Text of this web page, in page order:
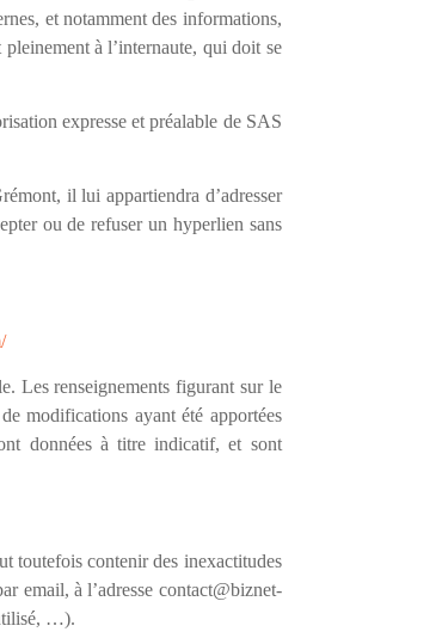
et notamment des informations,
à l’internaute, qui doit se
expresse et préalable de SAS
il lui appartiendra d’adresser
ou de refuser un hyperlien sans
Les renseignements figurant sur le
modifications ayant été apportées
données à titre indicatif, et sont
toutefois contenir des inexactitudes
email, à l’adresse contact@biznet-
…).